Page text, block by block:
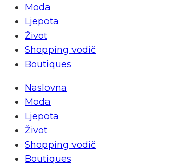
Moda
Ljepota
Život
Shopping vodič
Boutiques
Naslovna
Moda
Ljepota
Život
Shopping vodič
Boutiques